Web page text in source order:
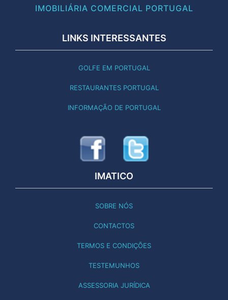
IMOBILIÁRIA COMERCIAL PORTUGAL
LINKS INTERESSANTES
GOLFE EM PORTUGAL
RESTAURANTES PORTUGAL
INFORMAÇÃO DE PORTUGAL
IMATICO
SOBRE NÓS
CONTACTOS
TERMOS E CONDIÇÕES
TESTEMUNHOS
ASSESSORIA JURÍDICA